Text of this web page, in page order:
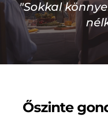
"Sokkal
Őszinte